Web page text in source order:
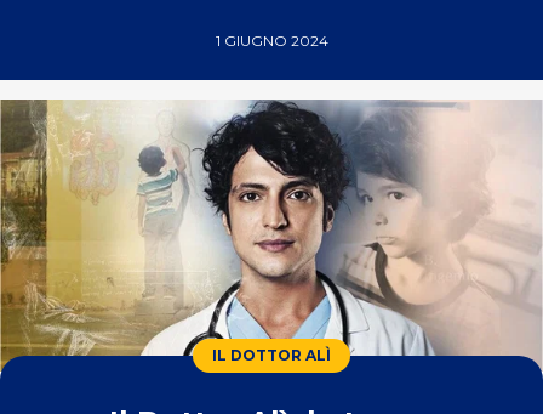
1 GIUGNO 2024
IL DOTTOR ALÌ